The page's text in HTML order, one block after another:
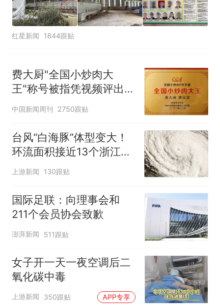
红星新闻 1844跟贴
费大厨"全国小炒肉大
王"称号被指凭视频评出
官方回应
中国新闻周刊 2750跟贴
台风“白海豚”体型变大！
环流面积接近13个浙江那
么大
上游新闻 130跟贴
国际足联：向理事会和
211个会员协会致歉
澎湃新闻 511跟贴
女子开一天一夜空调后二
氧化碳中毒
上游新闻 350跟贴 APP专享